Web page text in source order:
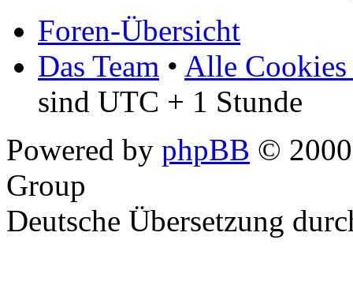
Foren-Übersicht
Das Team • Alle Cookies
sind UTC + 1 Stunde
Powered by phpBB ©
Group
Deutsche Übersetzung